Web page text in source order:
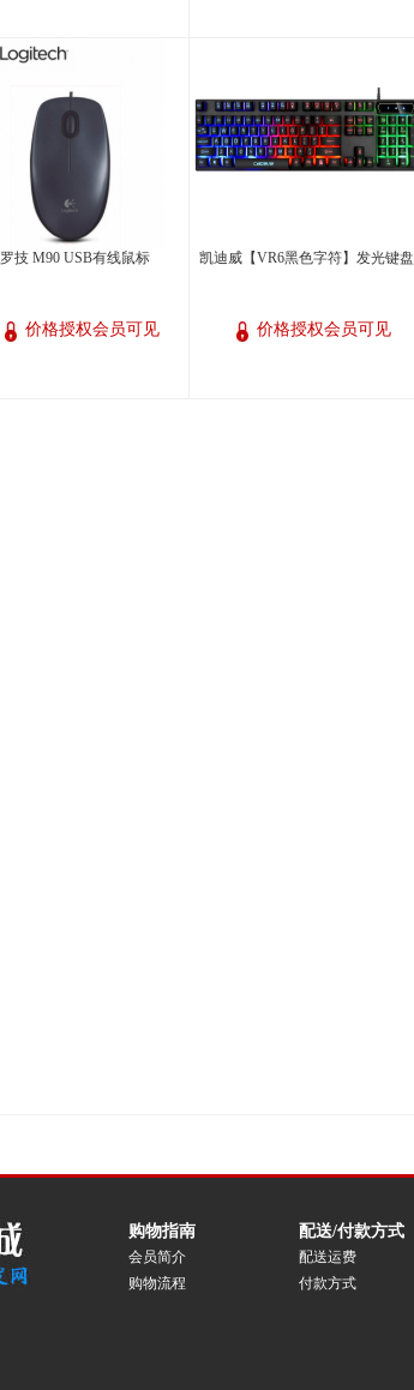
罗技 M90 USB有线鼠标
价格授权会员可见
凯迪威【VR6黑色字符】发光键盘
价格授权会员可见
购物指南
会员简介
购物流程
配送/付款方式
配送运费
付款方式